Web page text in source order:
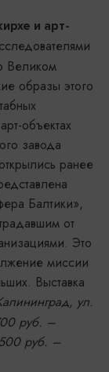
и арт-
Великом
образы этого
объектах
завода
ранее
Балтики»,
от
Это
миссии
Выставка
ул.
руб. –
руб. –